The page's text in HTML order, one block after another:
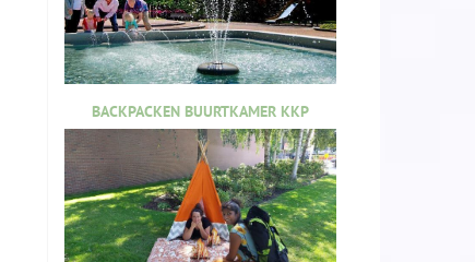
BACKPACKEN BUURTKAMER KKP